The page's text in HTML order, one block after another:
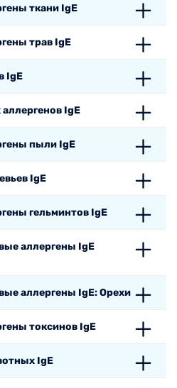
ткани IgE
трав IgE
IgE
IgE
пыли IgE
IgE
гельминтов IgE
аллергены IgE
аллергены IgE: Орехи
токсинов IgE
IgE